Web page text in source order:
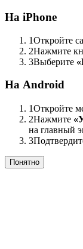
На iPhone
1Откройте
2Нажмите
3Выберите
На Android
1Откройте
2Нажмите
на главный
3
Понятно